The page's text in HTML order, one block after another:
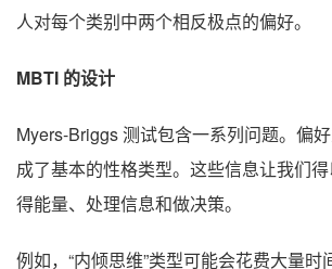
人对每个类别中两个相反极点的偏好。
MBTI 的设计
Myers-Briggs 测试包含一系列问题。偏
成了基本的性格类型。这些信息让我们
得能量、处理信息和做决策。
例如，“内倾思维”类型可能会花费大量